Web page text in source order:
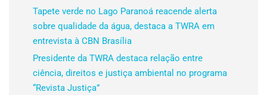
Tapete verde no Lago Paranoá reacende alerta
sobre qualidade da água, destaca a TWRA em
entrevista à CBN Brasília
Presidente da TWRA destaca relação entre
ciência, direitos e justiça ambiental no programa
“Revista Justiça”